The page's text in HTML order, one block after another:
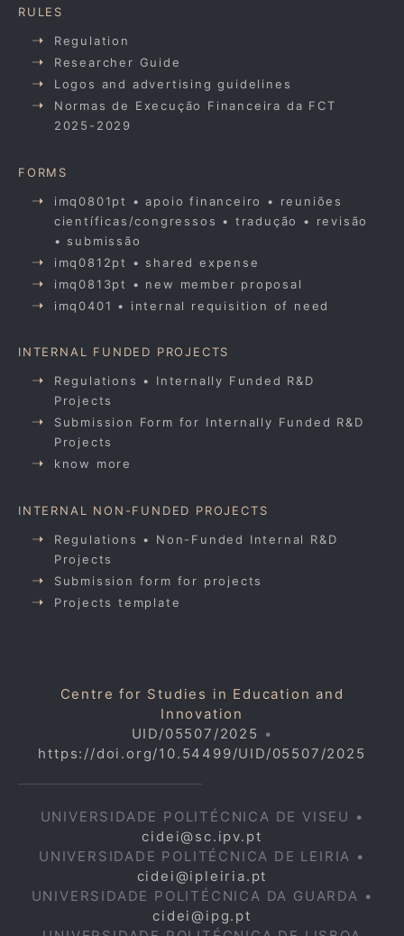
RULES
Regulation
Researcher Guide
Logos and advertising guidelines
Normas de Execução Financeira da FCT
2025-2029
FORMS
imq0801pt • apoio financeiro • reuniões
científicas/congressos • tradução • revisão
• submissão
imq0812pt • shared expense
imq0813pt • new member proposal
imq0401 • internal requisition of need
INTERNAL FUNDED PROJECTS
Regulations • Internally Funded R&D
Projects
Submission Form for Internally Funded R&D
Projects
know more
INTERNAL NON-FUNDED PROJECTS
Regulations • Non-Funded Internal R&D
Projects
Submission form for projects
Projects template
Centre for Studies in Education and
Innovation
UID/05507/2025 •
https://doi.org/10.54499/UID/05507/2025
UNIVERSIDADE POLITÉCNICA DE VISEU •
cidei@sc.ipv.pt
UNIVERSIDADE POLITÉCNICA DE LEIRIA •
cidei@ipleiria.pt
UNIVERSIDADE POLITÉCNICA DA GUARDA •
cidei@ipg.pt